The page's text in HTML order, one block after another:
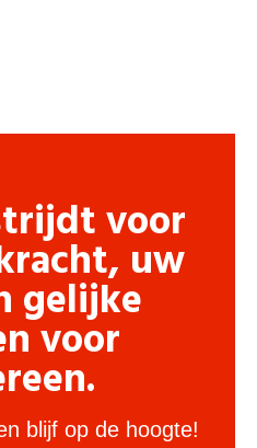
voor
uw
gelijke
voor
blijf op de hoogte!